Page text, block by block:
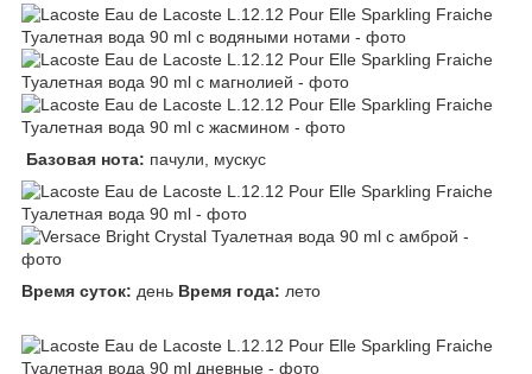
Базовая нота: пачули, мускус
Время суток: день Время года: лето